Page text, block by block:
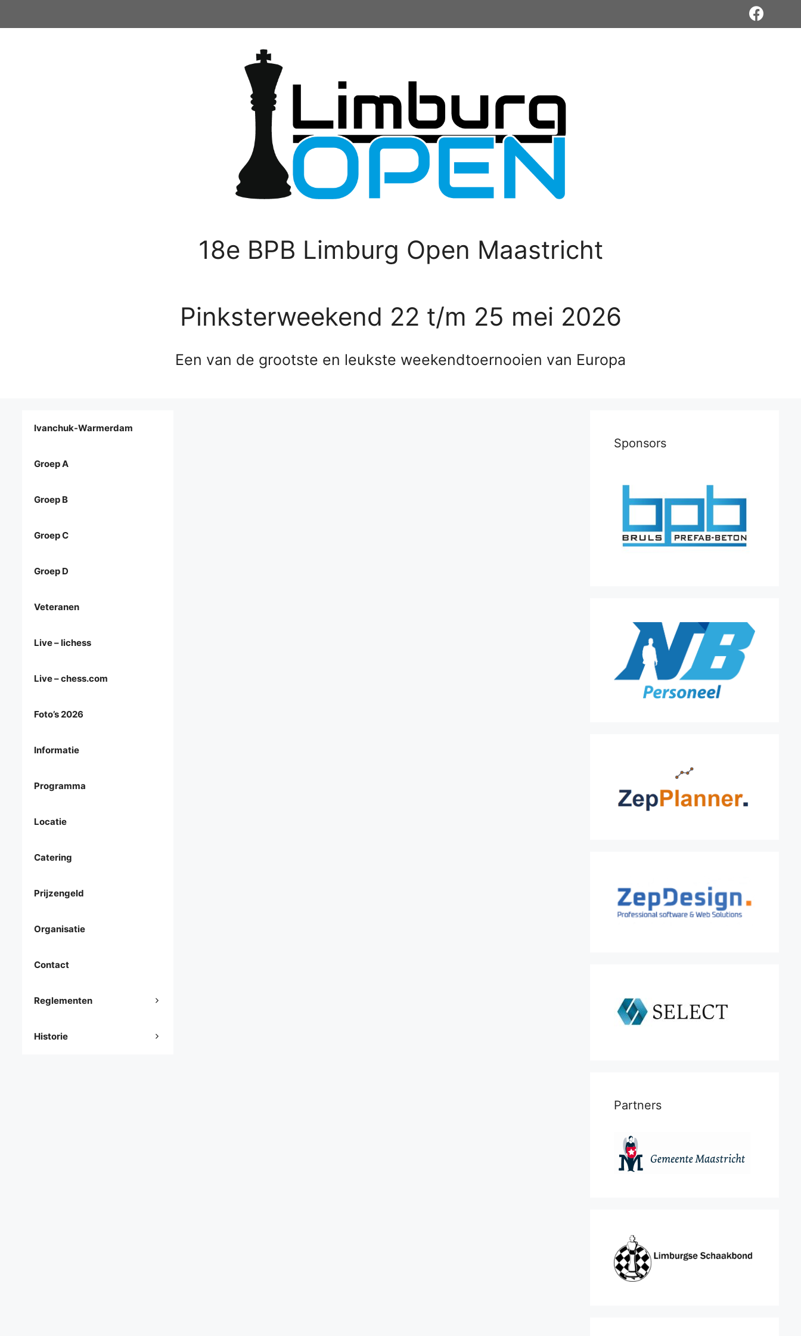
18e BPB Limburg Open Maastricht
Pinksterweekend 22 t/m 25 mei 2026
Een van de grootste en leukste weekendtoernooien van Europa
Ivanchuk-Warmerdam
Groep A
Groep B
Groep C
Groep D
Veteranen
Live – lichess
Live – chess.com
Foto’s 2026
Informatie
Programma
Locatie
Catering
Prijzengeld
Organisatie
Contact
Reglementen
Historie
Sponsors
Partners